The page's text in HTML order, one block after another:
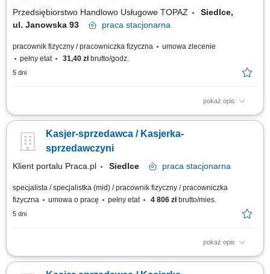
Przedsiębiorstwo Handlowo Usługowe TOPAZ
Siedlce,
ul. Janowska 93
praca stacjonarna
pracownik fizyczny / pracowniczka fizyczna
umowa zlecenie
pełny etat
31,40 złbrutto/godz.
5 dni
pokaż opis
Twoje główne zadania: zapewnienie profesjonalnej obsługi Klientów
właściwą ekspozycję produktów monitorowanie terminów przydatności do
spożycia
Kasjer-sprzedawca / Kasjerka-
sprzedawczyni
Klient portalu Praca.pl Siedlce praca stacjonarna
specjalista / specjalistka (mid) / pracownik fizyczny / pracowniczka
fizyczna
umowa o pracę pełny etat 4 806 złbrutto/mies.
5 dni
pokaż opis
bieżąca obsługa klientów oraz kasy fiskalnej; realizacja sprzedaży